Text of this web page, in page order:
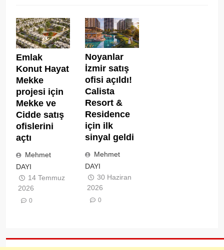
Emlak
Konut Hayat
Mekke
projesi için
Mekke ve
Cidde satış
ofislerini
açtı
Mehmet
DAYI
14 Temmuz
2026
0
Noyanlar
İzmir satış
ofisi açıldı!
Calista
Resort &
Residence
için ilk
sinyal geldi
Mehmet
DAYI
30 Haziran
2026
0